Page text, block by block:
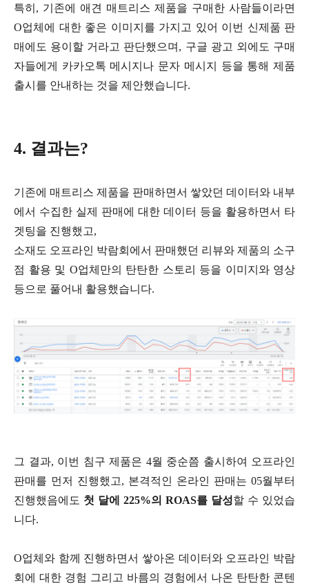
특히, 기존에 애견 매트리스 제품을 구매한 사람들이라면
O업체에 대한 좋은 이미지를 가지고 있어 이번 신제품 판
매에도 용이할 거라고 판단했으며, 구글 광고 외에도 구매
자들에게 카카오톡 메시지나 문자 메시지 등을 통해 제품
출시를 안내하는 것을 제안했습니다.
4. 결과는?
기존에 매트리스 제품을 판매하면서 쌓았던 데이터와 내부
에서 수집한 실제 판매에 대한 데이터 등을 활용하면서 타
겟팅을 진행했고,
소재도 오프라인 박람회에서 판매했던 리뷰와 제품의 소구
점 활용 및 O업체만의 탄탄한 스토리 등을 이미지와 영상
등으로 풀어내 활용했습니다.
그 결과, 이번 침구 제품은 4월 중순쯤 출시하여 오프라인
판매를 먼저 진행했고, 본격적인 온라인 판매는 05월부터
진행했음에도 첫 달에 225%의 ROAS를 달성할 수 있었습
니다.
O업체와 함께 진행하면서 쌓아온 데이터와 오프라인 박람
회에 대한 경험 그리고 바름의 경험에서 나온 탄탄한 콘텐